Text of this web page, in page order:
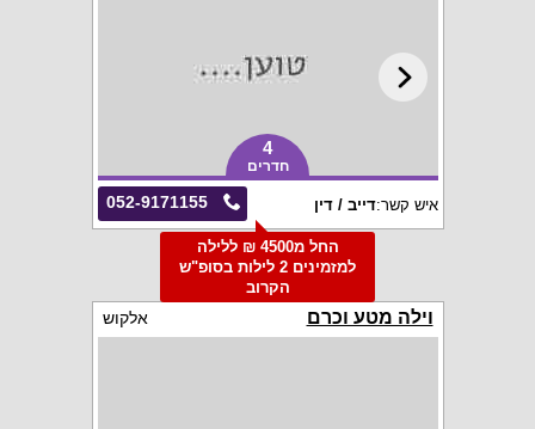
4
חדרים
052-9171155 איש קשר:דייב / דין
החל מ4500 ₪ ללילה
למזמינים 2 לילות בסופ"ש
הקרוב
וילה מטע וכרם אלקוש